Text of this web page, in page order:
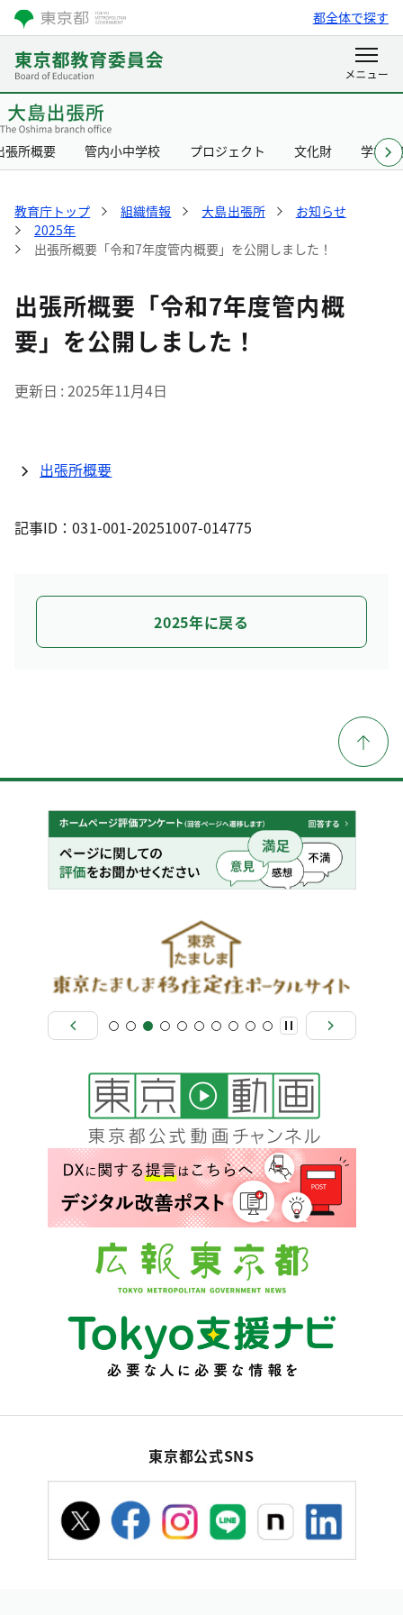
都全体で探す
張所概要 管内小中学校 プロジェクト 文化財 学校給
教育庁トップ 組織情報 大島出張所
お知らせ
2025年
出張所概要「令和7年度管内概要」を公開しました！
出張所概要「令和7年度管内概
要」を公開しました！
更新日 2025年11月4日
出張所概要
記事ID：031-001-20251007-014775
2025年に戻る
東京都公式SNS